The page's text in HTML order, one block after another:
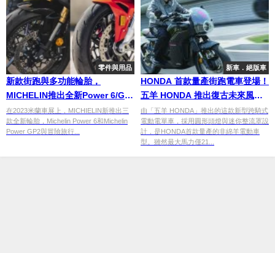
零件與用品
新款街跑與多功能輪胎，
MICHELIN推出全新Power 6/GP
2與Anakee Road輪胎
在2023米蘭車展上，MICHIELIN新推出三
款全新輪胎，Michelin Power 6和Michelin
Power GP2與冒險旅行...
新車．絕版車
HONDA 首款量產街跑電車登場！
五羊 HONDA 推出復古未來風電
動車
由「五羊 HONDA」推出的這款新型跨騎式
電動電單車，採用圓形頭燈與迷你整流罩設
計，是HONDA首款量產的非綿羊電動車
型。雖然最大馬力僅21...